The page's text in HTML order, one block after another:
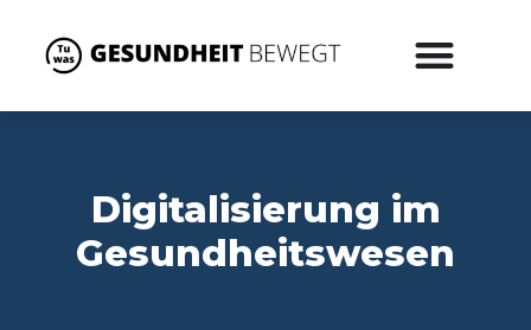
Digitalisierung im
Gesundheitswesen